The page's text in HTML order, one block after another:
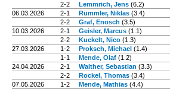
2-2
Lemmrich, Jens (6.2)
06.03.2026
2-1 Rümmler, Niklas (3.4)
2-2
Graf, Enosch (3.5)
10.03.2026
2-1 Geisler, Marcus (1.1)
2-2
Kuckelt, Nico (1.3)
27.03.2026
1-2 Proksch, Michael (1.4)
1-1
Mende, Olaf (1.2)
24.04.2026
2-1 Walther, Sebastian (3.3)
2-2
Rockel, Thomas (3.4)
07.05.2026
1-2 Mende, Mathias (4.4)